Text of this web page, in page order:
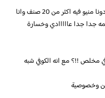
لو فيه اقل من نجمة حطيت ، اول ماجينا ادونا منيو فيه اكثر من 20 صنف وانا
جدا جدا عااااادي وخسارة
مخلص !!؟ مع انه الكوفي شبه
وخصوصية